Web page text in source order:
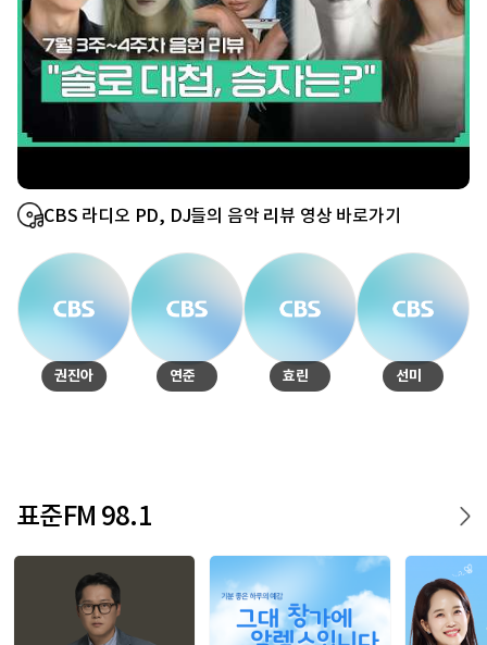
CBS 라디오 PD, DJ들의 음악 리뷰 영상 바로가기
권진아 연준 효린 선미
표준FM 98.1